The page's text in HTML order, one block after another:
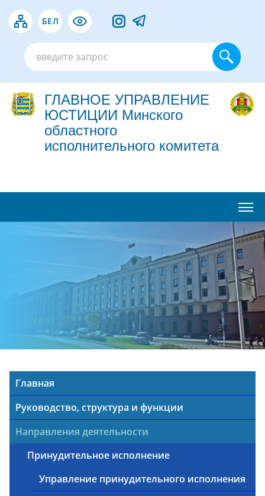
БЕЛ
ГЛАВНОЕ УПРАВЛЕНИЕ
ЮСТИЦИИ Минского
областного
исполнительного комитета
Главная
Руководство, структура и функции
Направления деятельности
Принудительное исполнение
Управление принудительного исполнения